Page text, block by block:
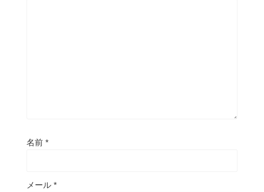
名前 *
メール *